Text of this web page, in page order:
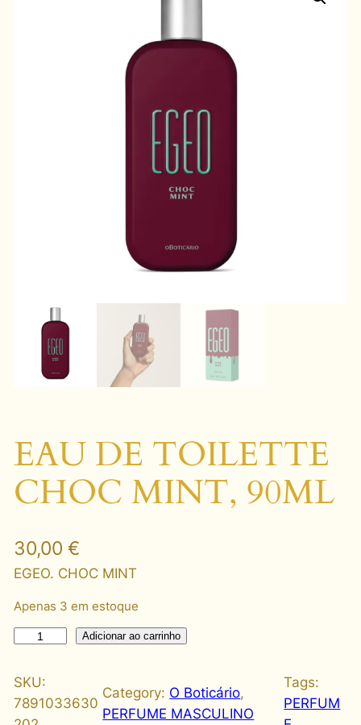
EAU DE TOILETTE
CHOC MINT, 90ML
30,00 €
EGEO. CHOC MINT
Apenas 3 em estoque
U
D
E
Adicionar ao carrinho
SKU:
7891033630
Category: O Boticário
PERFUME MASCULINO
Tags:
PERFUM